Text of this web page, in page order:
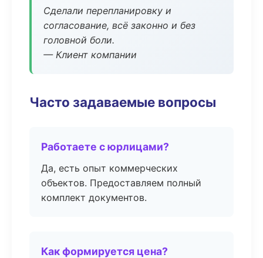
Сделали перепланировку и
согласование, всё законно и без
головной боли.
— Клиент компании
Часто задаваемые вопросы
Работаете с юрлицами?
Да, есть опыт коммерческих
объектов. Предоставляем полный
комплект документов.
Как формируется цена?